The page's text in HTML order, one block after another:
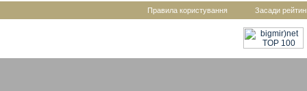
Правила користування Засади